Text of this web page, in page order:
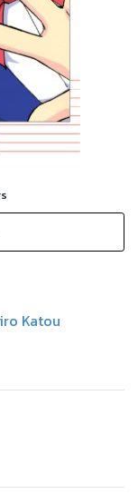
Katou